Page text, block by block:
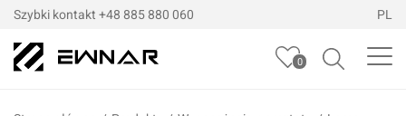
Szybki kontakt +48 885 880 060 PL
0